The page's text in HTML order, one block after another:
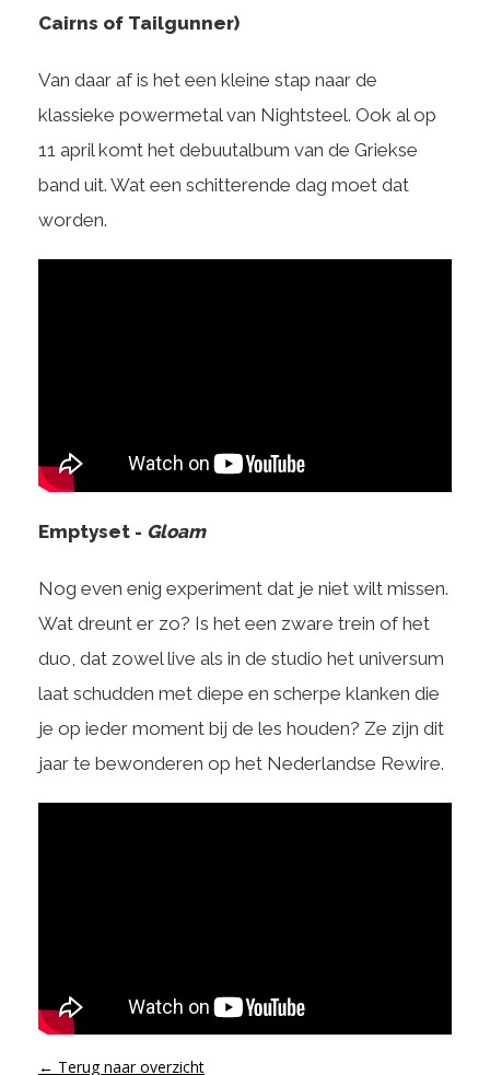
Cairns of Tailgunner)
Van daar af is het een kleine stap naar de
klassieke powermetal van Nightsteel. Ook al op
11 april komt het debuutalbum van de Griekse
band uit. Wat een schitterende dag moet dat
worden.
Emptyset - Gloam
Nog even enig experiment dat je niet wilt missen.
Wat dreunt er zo? Is het een zware trein of het
duo, dat zowel live als in de studio het universum
laat schudden met diepe en scherpe klanken die
je op ieder moment bij de les houden? Ze zijn dit
jaar te bewonderen op het Nederlandse Rewire.
← Terug naar overzicht